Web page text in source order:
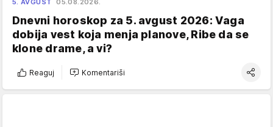
5. AVGUST 05.08.2026.
Dnevni horoskop za 5. avgust 2026: Vaga
dobija vest koja menja planove, Ribe da se
klone drame, a vi?
Reaguj Komentariši